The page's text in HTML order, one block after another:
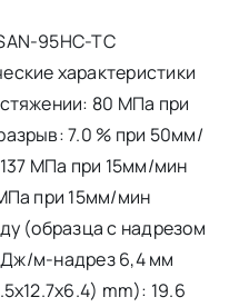
95HC-TC
характеристики
80 МПа при
7.0 % при 50мм/
МПа при 15мм/мин
при 15мм/мин
(образца с надрезом
Дж/м-надрез 6,4 мм
mm): 19.6